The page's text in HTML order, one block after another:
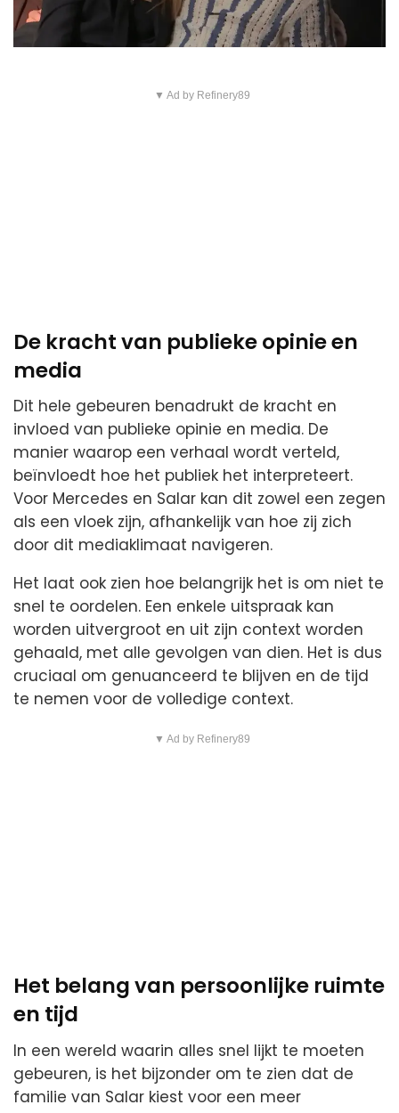
▼ Ad by Refinery89
De kracht van publieke opinie en
media
Dit hele gebeuren benadrukt de kracht en
invloed van publieke opinie en media. De
manier waarop een verhaal wordt verteld,
beïnvloedt hoe het publiek het interpreteert.
Voor Mercedes en Salar kan dit zowel een zegen
als een vloek zijn, afhankelijk van hoe zij zich
door dit mediaklimaat navigeren.
Het laat ook zien hoe belangrijk het is om niet te
snel te oordelen. Een enkele uitspraak kan
worden uitvergroot en uit zijn context worden
gehaald, met alle gevolgen van dien. Het is dus
cruciaal om genuanceerd te blijven en de tijd
te nemen voor de volledige context.
▼ Ad by Refinery89
Het belang van persoonlijke ruimte
en tijd
In een wereld waarin alles snel lijkt te moeten
gebeuren, is het bijzonder om te zien dat de
familie van Salar kiest voor een meer